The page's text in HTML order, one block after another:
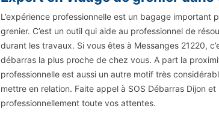
L’expérience professionnelle est un bagage important
grenier. C’est un outil qui aide au professionnel de
durant les travaux. Si vous êtes à Messanges 21220,
débarras la plus proche de chez vous. A part la
professionnelle est aussi un autre motif très
mettre en relation. Faite appel à SOS Débarras Dijon
professionnellement toute vos attentes.